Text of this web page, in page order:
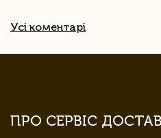
Усі коментарі
ПРО СЕРВІС